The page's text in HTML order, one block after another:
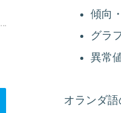
傾向
グラ
異常
オランダ